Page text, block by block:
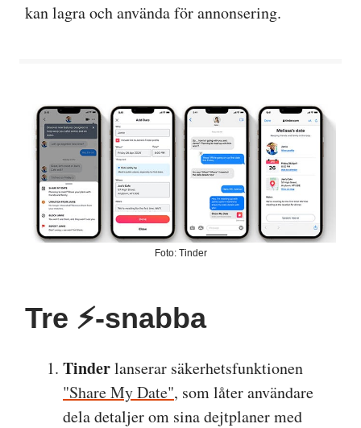
kan lagra och använda för annonsering.
Foto: Tinder
Tre ⚡️-snabba
Tinderlanserar säkerhetsfunktionen
"Share My Date", som låter användare
dela detaljer om sina dejtplaner med